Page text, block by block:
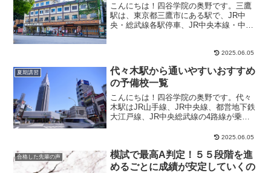
こんにちは！四谷学院の奥野です。三鷹
駅は、東京都三鷹市にある駅で、JR中
央・総武線各駅停車、JR中央本線・中央
2025.06.05
夏期講習
代々木駅から通いやすいおすすめ
の予備校一覧
こんにちは！四谷学院の奥野です。代々
木駅はJR山手線、JR中央線、都営地下鉄
大江戸線、JR中央総武線の4路線が乗り
2025.06.05
合格した先輩の声
模試で最高A判定！５５段階を進
めるごとに成績が安定していくの